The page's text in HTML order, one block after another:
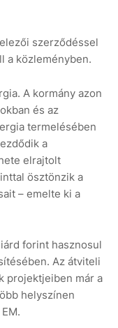
szerződéssel
a közleményben.
A kormány azon
és az
termelésében
a
elrajtolt
ösztönzik a
– emelte ki a
forint hasznosul
Az átviteli
projektjeiben már a
helyszínen